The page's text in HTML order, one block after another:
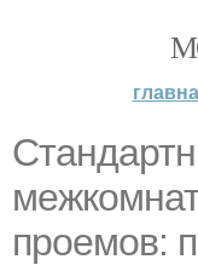
проемов: